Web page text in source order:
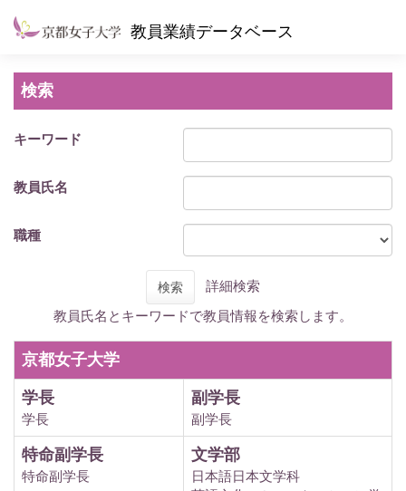
教員業績データベース
検索
キーワード
教員氏名
職種
検索
詳細検索
教員氏名とキーワードで教員情報を検索します。
京都女子大学
学長
学長
副学長
副学長
特命副学長
特命副学長
文学部
日本語日本文学科